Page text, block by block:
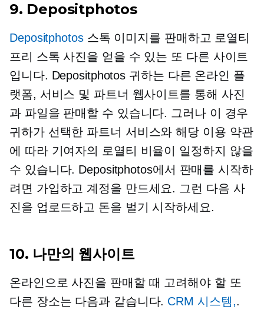
9. Depositphotos
Depositphotos스톡 이미지를 판매하고 로열티
프리 스톡 사진을 얻을 수 있는 또 다른 사이트
입니다. Depositphotos 귀하는 다른 온라인 플
랫폼, 서비스 및 파트너 웹사이트를 통해 사진
과 파일을 판매할 수 있습니다. 그러나 이 경우
귀하가 선택한 파트너 서비스와 해당 이용 약관
에 따라 기여자의 로열티 비율이 일정하지 않을
수 있습니다. Depositphotos에서 판매를 시작하
려면 가입하고 계정을 만드세요. 그런 다음 사
진을 업로드하고 돈을 벌기 시작하세요.
10. 나만의 웹사이트
온라인으로 사진을 판매할 때 고려해야 할 또
다른 장소는 다음과 같습니다. CRM 시스템,.